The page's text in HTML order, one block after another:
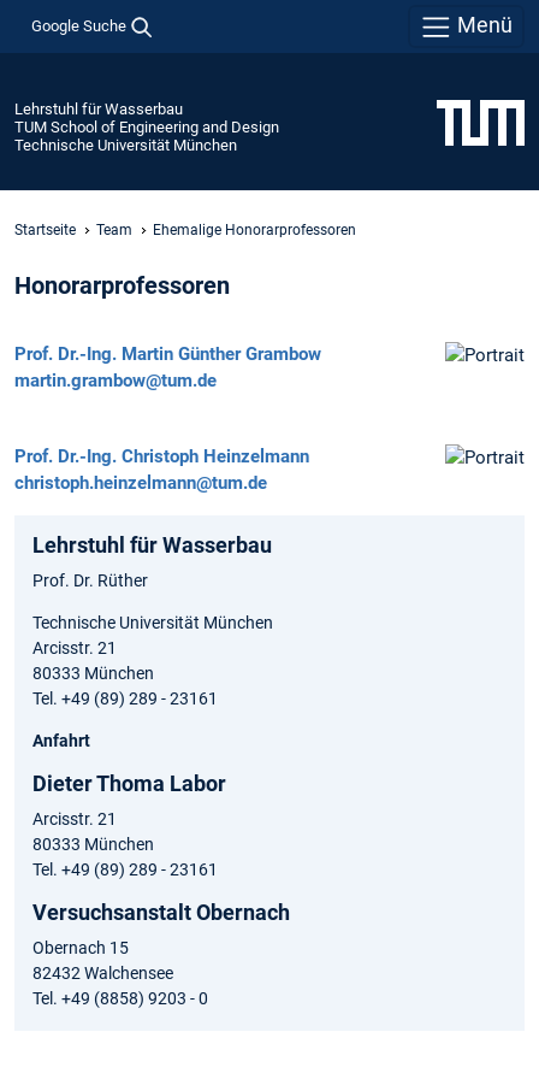
Google Suche Menü
Lehrstuhl für Wasserbau
TUM School of Engineering and Design
Technische Universität München
Startseite Team Ehemalige Honorarprofessoren
Honorarprofessoren
Prof. Dr.-Ing. Martin Günther Grambow
martin.grambow@tum.de
Prof. Dr.-Ing. Christoph Heinzelmann
christoph.heinzelmann@tum.de
Lehrstuhl für Wasserbau
Prof. Dr. Rüther
Technische Universität München
Arcisstr. 21
80333 München
Tel. +49 (89) 289 - 23161
Anfahrt
Dieter Thoma Labor
Arcisstr. 21
80333 München
Tel. +49 (89) 289 - 23161
Versuchsanstalt Obernach
Obernach 15
82432 Walchensee
Tel. +49 (8858) 9203 - 0